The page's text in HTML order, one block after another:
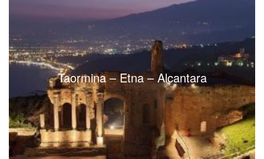
Taormina – Etna – Alcantara